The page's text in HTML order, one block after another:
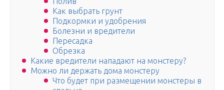
Как выбрать грунт
Подкормки и удобрения
Болезни и вредители
Пересадка
Обрезка
Какие вредители нападают на монстеру?
Можно ли держать дома монстеру
Что будет при размещении монстеры в